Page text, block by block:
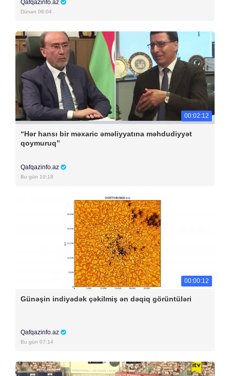
Qafqazinfo.az
Dünən 08:04
00:02:12
“Hər hansı bir məxaric əməliyyatına məhdudiyyət
qoymuruq”
Qafqazinfo.az
Bu gün 10:18
00:00:12
Günəşin indiyədək çəkilmiş ən dəqiq görüntüləri
Qafqazinfo.az
Bu gün 07:14